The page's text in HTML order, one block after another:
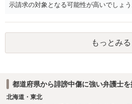
示請求の対象となる可能性が高いでしょ
と存じます。発信者情報開示請求が進む
者のところに、意見照会がなされます。
は、アカウントの登録メールに意見照会
場合賠償金はいくらでしょうか。 →ケー
もっとみる
都道府県から誹謗中傷に強い弁護士を
北海道・東北